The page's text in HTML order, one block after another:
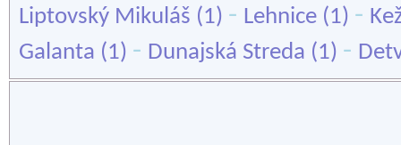
Liptovský Mikuláš (1) - Lehnice (1) -
Galanta (1) - Dunajská Streda (1) -